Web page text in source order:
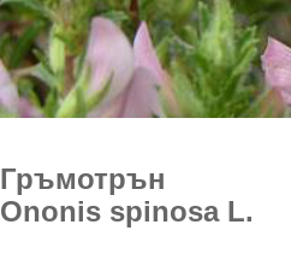
Гръмотрън
Ononis spinosa L.